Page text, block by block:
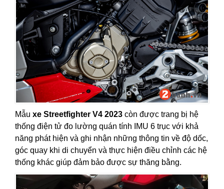
Mẫu xe Streetfighter V4 2023 còn được trang bị hệ
thống điện tử đo lường quán tính IMU 6 trục với khả
năng phát hiện và ghi nhận những thông tin về độ dốc,
góc quay khi di chuyển và thực hiện điều chỉnh các hệ
thống khác giúp đảm bảo được sự thăng bằng.